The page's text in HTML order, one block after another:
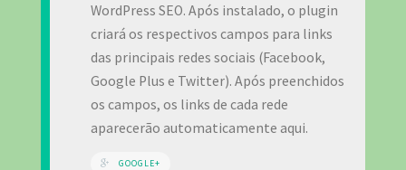
WordPress SEO. Após instalado, o plugin
criará os respectivos campos para links
das principais redes sociais (Facebook,
Google Plus e Twitter). Após preenchidos
os campos, os links de cada rede
aparecerão automaticamente aqui.
GOOGLE+